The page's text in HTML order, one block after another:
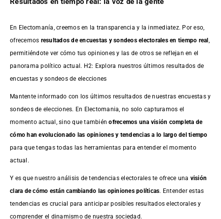
En Electomanía, creemos en la transparencia y la inmediatez. Por eso,
ofrecemos resultados deencuestas y sondeos electorales en tiempo real
permitiéndote ver cómo tus opiniones y las de otros se reflejan en el
panorama político actual. H2: Explora nuestros últimos resultados de
encuestas y sondeos de elecciones
Mantente informado con los últimos resultados de nuestras encuestasy
sondeos de elecciones. En Electomania, no solo capturamos el
momento actual, sino que tambiénofrecemos una visión completa de
cómo han evolucionado las opiniones y tendencias a lo largo del tiempo
para que tengas todas las herramientas para entender el momento
actual.
Y es que nuestro análisis de tendencias electorales te ofrece una visión
clara de cómo están cambiando las opiniones políticas. Entender estas
tendencias es crucial para anticipar posibles resultados electorales y
comprender el dinamismo de nuestra sociedad.